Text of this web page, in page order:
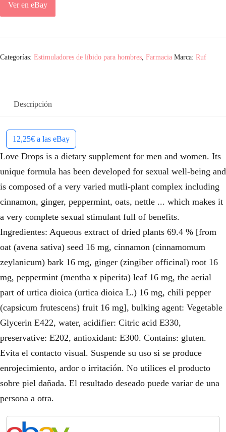
Ver en eBay
Categorías: Estimuladores de líbido para hombres, Farmacia Marca: Ruf
Descripción
12,25€ a las eBay
Love Drops is a dietary supplement for men and women. Its
unique formula has been developed for sexual well-being and
is composed of a very varied mutli-plant complex including
cinnamon, ginger, peppermint, oats, nettle ... which makes it
a very complete sexual stimulant full of benefits.
Ingredientes: Aqueous extract of dried plants 69.4 % [from
oat (avena sativa) seed 16 mg, cinnamon (cinnamomum
zeylanicum) bark 16 mg, ginger (zingiber officinal) root 16
mg, peppermint (mentha x piperita) leaf 16 mg, the aerial
part of urtica dioica (urtica dioica L.) 16 mg, chili pepper
(capsicum frutescens) fruit 16 mg], bulking agent: Vegetable
Glycerin E422, water, acidifier: Citric acid E330,
preservative: E202, antioxidant: E300. Contains: gluten.
Evita el contacto visual. Suspende su uso si se produce
enrojecimiento, ardor o irritación. No utilices el producto
sobre piel dañada. El resultado deseado puede variar de una
persona a otra.